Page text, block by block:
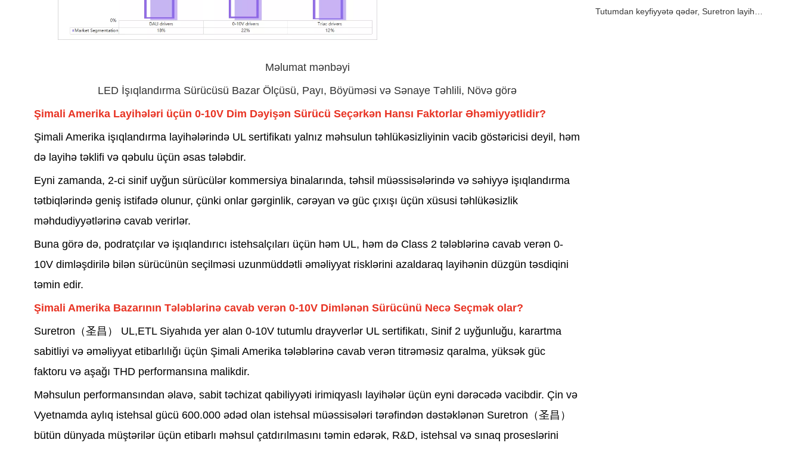
Məlumat mənbəyi
LED İşıqlandırma Sürücüsü Bazar Ölçüsü, Payı, Böyüməsi və Sənaye Təhlili, Növə görə
Şimali Amerika Layihələri üçün 0-10V Dim Dəyişən Sürücü Seçərkən Hansı Faktorlar Əhəmiyyətlidir?
Şimali Amerika işıqlandırma layihələrində UL sertifikatı yalnız məhsulun təhlükəsizliyinin vacib göstəricisi deyil, həm
də layihə təklifi və qəbulu üçün əsas tələbdir.
Eyni zamanda, 2-ci sinif uyğun sürücülər kommersiya binalarında, təhsil müəssisələrində və səhiyyə işıqlandırma
tətbiqlərində geniş istifadə olunur, çünki onlar gərginlik, cərəyan və güc çıxışı üçün xüsusi təhlükəsizlik
məhdudiyyətlərinə cavab verirlər.
Buna görə də, podratçılar və işıqlandırıcı istehsalçıları üçün həm UL, həm də Class 2 tələblərinə cavab verən 0-
10V dimləşdirilə bilən sürücünün seçilməsi uzunmüddətli əməliyyat risklərini azaldaraq layihənin düzgün təsdiqini
təmin edir.
Şimali Amerika Bazarının Tələblərinə cavab verən 0-10V Dimlənən Sürücünü Necə Seçmək olar?
Suretron（圣昌） UL,ETL Siyahıda yer alan 0-10V tutumlu drayverlər UL sertifikatı, Sinif 2 uyğunluğu, karartma
sabitliyi və əməliyyat etibarlılığı üçün Şimali Amerika tələblərinə cavab verən titrəməsiz qaralma, yüksək güc
faktoru və aşağı THD performansına malikdir.
Məhsulun performansından əlavə, sabit təchizat qabiliyyəti irimiqyaslı layihələr üçün eyni dərəcədə vacibdir. Çin və
Vyetnamda aylıq istehsal gücü 600.000 ədəd olan istehsal müəssisələri tərəfindən dəstəklənən Suretron（圣昌）
bütün dünyada müştərilər üçün etibarlı məhsul çatdırılmasını təmin edərək, R&D, istehsal və sınaq proseslərini